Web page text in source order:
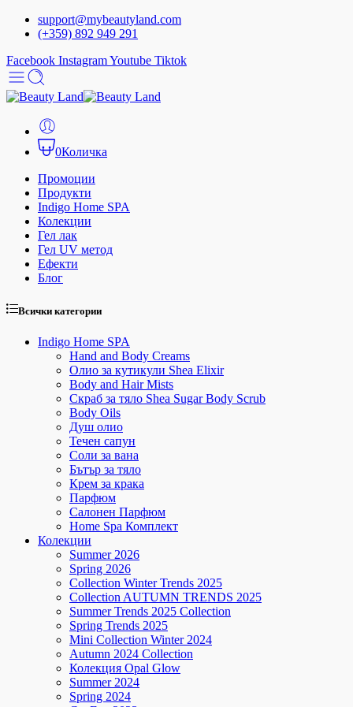
support@mybeautyland.com
(+359) 892 949 291
Facebook InstagramYoutube Tiktok
0Количка
Промоции
Продукти
Indigo Home SPA
Колекции
Гел лак
Гел UV метод
Ефекти
Блог
Всички категории
Indigo Home SPA
Hand and Body Creams
Олио за кутикули Shea Elixir
Body and Hair Mists
Скраб за тяло Shea Sugar Body Scrub
Body Oils
Душ олио
Течен сапун
Соли за вана
Бътър за тяло
Крем за крака
Парфюм
Салонен Парфюм
Home Spa Комплект
Колекции
Summer 2026
Spring 2026
Collection Winter Trends 2025
Collection AUTUMN TRENDS 2025
Summer Trends 2025 Collection
Spring Trends 2025
Mini Collection Winter 2024
Autumn 2024 Collection
Колекция Opal Glow
Summer 2024
Spring 2024